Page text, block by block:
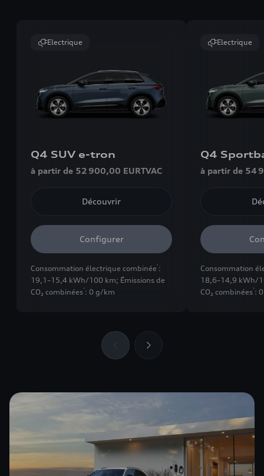
Electrique
Q4 SUV e-tron
à partir de 52 900,00 EURTVAC
Découvrir
Configurer
Consommation électrique combinée 1 :
19,1–15,4 kWh/100 km; Émissions de
CO₂ combinées1 : 0 g/km
Electrique
Q4
à partir de 54
Consommation
18,6–14,9 kWh/
CO₂ combinées1 :